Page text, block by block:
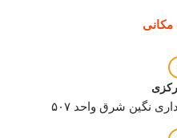
نگین شرق واحد ۵۰۷